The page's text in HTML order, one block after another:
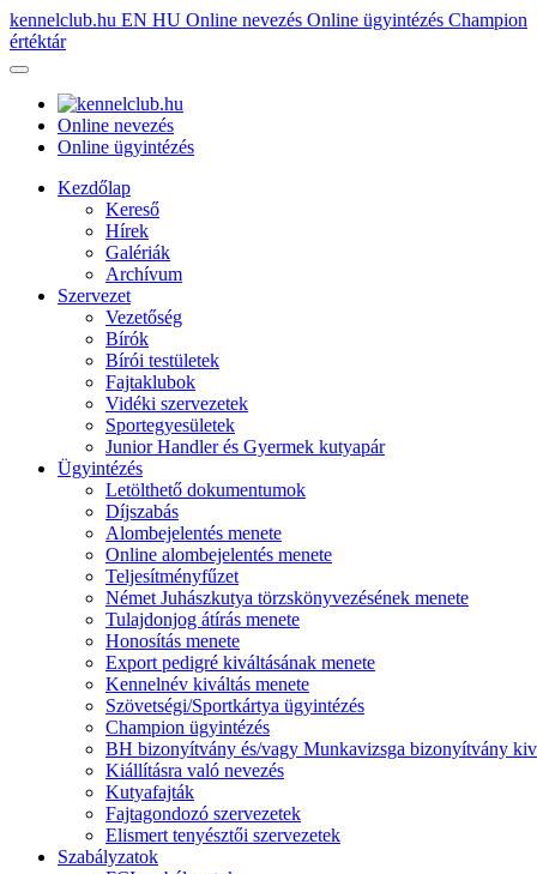
kennelclub.hu EN HU Online nevezés Online ügyintézés Champion
értéktár
Online nevezés
Online ügyintézés
Kezdőlap
Kereső
Hírek
Galériák
Archívum
Szervezet
Vezetőség
Bírók
Bírói testületek
Fajtaklubok
Vidéki szervezetek
Sportegyesületek
Junior Handler és Gyermek kutyapár
Ügyintézés
Letölthető dokumentumok
Díjszabás
Alombejelentés menete
Online alombejelentés menete
Teljesítményfűzet
Német Juhászkutya törzskönyvezésének menete
Tulajdonjog átírás menete
Honosítás menete
Export pedigré kiváltásának menete
Kennelnév kiváltás menete
Szövetségi/Sportkártya ügyintézés
Champion ügyintézés
BH bizonyítvány és/vagy Munkavizsga bizonyítvány
Kiállításra való nevezés
Kutyafajták
Fajtagondozó szervezetek
Elismert tenyésztői szervezetek
Szabályzatok